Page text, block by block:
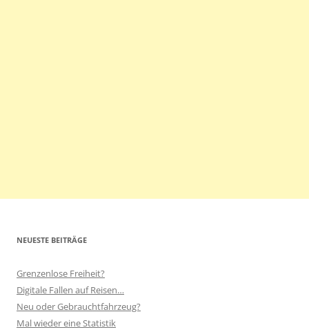
NEUESTE BEITRÄGE
Grenzenlose Freiheit?
Digitale Fallen auf Reisen…
Neu oder Gebrauchtfahrzeug?
Mal wieder eine Statistik